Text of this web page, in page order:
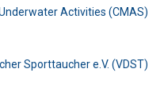
Activities (CMAS)
Sporttaucher e.V. (VDST)